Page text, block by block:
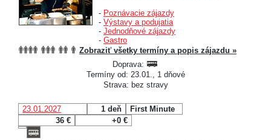
- Poznávacie zájazdy
- Výstavy a podujatia
- Jednodňové zájazdy
- Gastro
Zobraziť všetky termíny a popis zájazdu »
Doprava:
Termíny od: 23.01., 1 dňové
Strava: bez stravy
23.01.2027 1 deň
First Minute
36 €
+0 €